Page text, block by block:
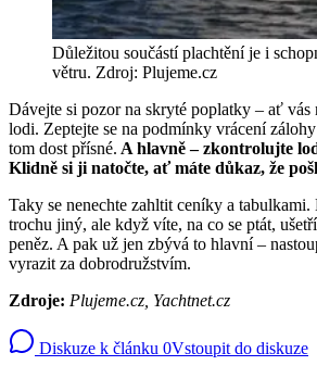
Důležitou součástí plachtění je i
větru. Zdroj: Plujeme.cz
Dávejte si pozor na skryté poplatky – ať
lodi. Zeptejte se na podmínky vrácení
tom dost přísné. A hlavně – zkontrolujte
Klidně si ji natočte, ať máte důkaz, že
Taky se nenechte zahltit ceníky a
trochu jiný, ale když víte, na co se ptát,
peněz. A pak už jen zbývá to hlavní –
vyrazit za dobrodružstvím.
Zdroje: Plujeme.cz, Yachtnet.cz
Diskuze k článku 0Vstoupit do diskuze